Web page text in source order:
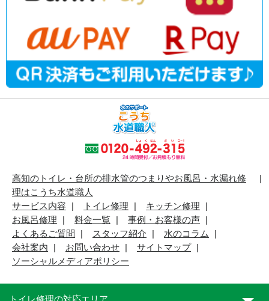
高知のトイレ・台所の排水管のつまりやお風呂・水漏れ修
理はこうち水道職人
サービス内容
トイレ修理
キッチン修理
お風呂修理
料金一覧
事例・お客様の声
よくあるご質問
スタッフ紹介
水のコラム
会社案内
お問い合わせ
サイトマップ
ソーシャルメディアポリシー
トイレ修理の対応エリア